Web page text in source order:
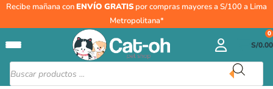
Recibe mañana conENVÍO GRATIS por compras mayores a S/100 a Lima
Metropolitana*
Búsqueda
de
productos
S/0.00
0
Pechera
-
Rubí
XS